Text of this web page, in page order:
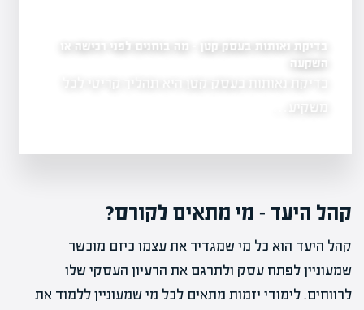
ותזרימיים
שמחייב
בדיקת נאותות בעסק קטן – מה בוחנים לפני רכישה או
השקעה
בדיקת נאותות בעסק קטן היא תהליך קריטי לכל
משקיע…
קהל היעד – מי מתאים לקורס?
קהל היעד הוא כל מי שמגדיר את עצמו כיזם מוכשר
שמעוניין לפתח עסק ולתרגם את הרעיון העסקי שלו
לרווחים. לימודי יזמות מתאים לכל מי שמעוניין ללמוד את